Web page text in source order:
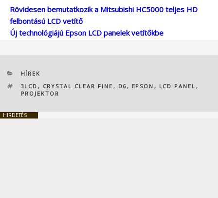
Rövidesen bemutatkozik a Mitsubishi HC5000 teljes HD
felbontású LCD vetítő
Új technológiájú Epson LCD panelek vetítőkbe
KATEGÓRIÁK
HÍREK
CÍMKÉK
3LCD , CRYSTAL CLEAR FINE , D6 , EPSON , LCD PANEL ,
PROJEKTOR
HIRDETÉS